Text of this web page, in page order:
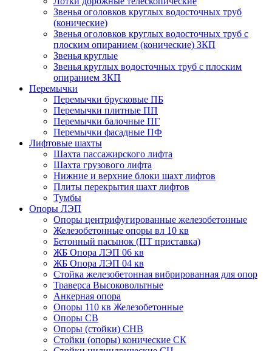
Звенья оголовков круглых водосточных труб
(конические)
Звенья оголовков круглых водосточных труб с
плоским опиранием (конические) ЗКП
Звенья круглые
Звенья круглых водосточных труб с плоским
опиранием ЗКП
Перемычки
Перемычки брусковые ПБ
Перемычки плитные ПП
Перемычки балочные ПГ
Перемычки фасадные ПФ
Лифтовые шахты
Шахта пассажирского лифта
Шахта грузового лифта
Нижние и верхние блоки шахт лифтов
Плиты перекрытия шахт лифтов
Тумбы
Опоры ЛЭП
Опоры центрифугированные железобетонные
Железобетонные опоры вл 10 кв
Бетонный пасынок (ПТ приставка)
ЖБ Опора ЛЭП 06 кв
ЖБ Опора ЛЭП 04 кв
Стойка железобетонная вибрированная для опор
Траверса Высоковольтные
Анкерная опора
Опоры 110 кв Железобетонные
Опоры СВ
Опоры (стойки) СНВ
Стойки (опоры) конические СК